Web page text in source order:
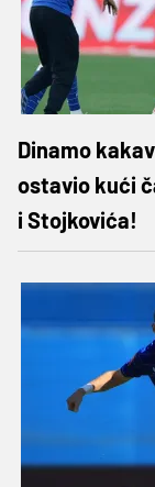
Dinamo
ostavio kući
i Stojkovića!